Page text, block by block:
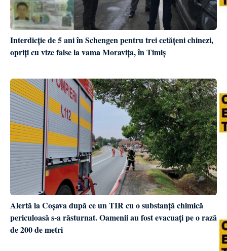
Interdicție de 5 ani în Schengen pentru trei cetățeni chinezi,
opriți cu vize false la vama Moravița, în Timiș
Alertă la Coșava după ce un TIR cu o substanță chimică
periculoasă s-a răsturnat. Oamenii au fost evacuați pe o rază
de 200 de metri